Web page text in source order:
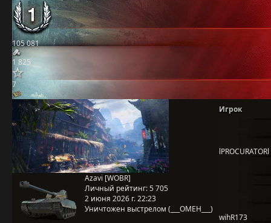
105 081
1 825
7
Azavi [WOBR]
Личный рейтинг:5 705
2 июня 2026 г. 22:23
Уничтожен выстрелом (___OMEH___)
Игрок
lPROCURATORl
wihR173